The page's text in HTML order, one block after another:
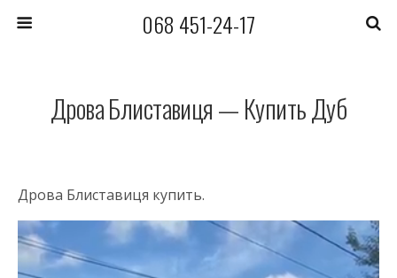
068 451-24-17
Дрова Блиставиця — Купить Дуб
Дрова Блиставиця купить.